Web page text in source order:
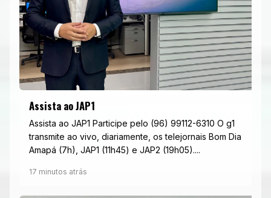
Assista ao JAP1
Assista ao JAP1 Participe pelo (96) 99112-6310 O g1
transmite ao vivo, diariamente, os telejornais Bom Dia
Amapá (7h), JAP1 (11h45) e JAP2 (19h05)....
17 minutos atrás